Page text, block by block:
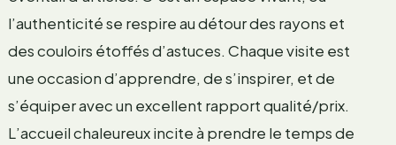
l’authenticité se respire au détour des rayons et
des couloirs étoffés d’astuces. Chaque visite est
une occasion d’apprendre, de s’inspirer, et de
s’équiper avec un excellent rapport qualité/prix.
L’accueil chaleureux incite à prendre le temps de